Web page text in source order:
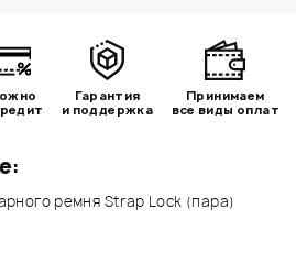
ремня Strap Lock (пара)
Гарантия
и поддержка
Принимаем
все виды оплат